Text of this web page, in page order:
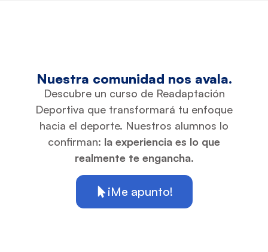
Nuestra comunidad nos avala.
Descubre un curso de Readaptación
Deportiva que transformará tu enfoque
hacia el deporte. Nuestros alumnos lo
confirman: la experiencia es lo que
realmente te engancha.
¡Me apunto!